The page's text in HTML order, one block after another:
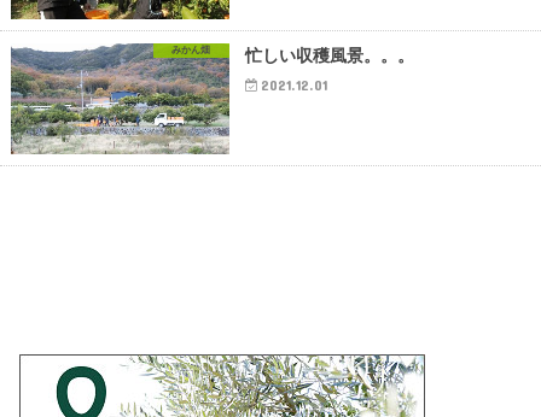
みかん畑 忙しい収穫風景。。。
2021.12.01